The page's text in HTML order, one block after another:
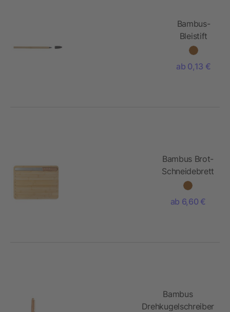
Bambus-
Bleistift
Hayes
ab 0,13 €
Bambus Brot-
Schneidebrett
Werner
ab 6,60 €
Bambus
Drehkugelschreiber